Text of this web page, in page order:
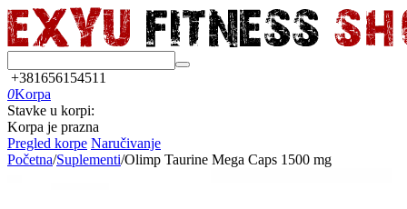
+381656154511
0Korpa
Stavke u korpi:
Korpa je prazna
Pregled korpe Naručivanje
Početna/Suplementi/Olimp Taurine Mega Caps 1500 mg